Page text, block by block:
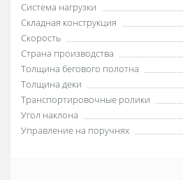
Система нагрузки
Складная конструкция
Скорость
Страна производства
Толщина бегового полотна
Толщина деки
Транспортировочные ролики
Угол наклона
Управление на поручнях